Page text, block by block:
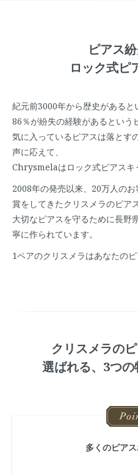
ピアス
ロック式ピ
紀元前3000年から歴史がある
86％が紛失の経験があるという
気に入っているピアスは落とす
声に応えて、
Chrysmelaはロック式ピアスキ
2008年の発売以来、20万人の
賞をしてきたクリスメラのピア
大切なピアスを守るために長野
寧に作られています。
1ペアのクリスメラはあなたの
クリスメラの
選ばれる、3つの
多くのピア